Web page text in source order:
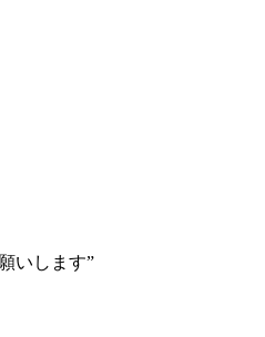
いします”